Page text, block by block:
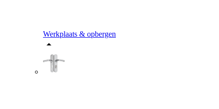
Werkplaats & opbergen